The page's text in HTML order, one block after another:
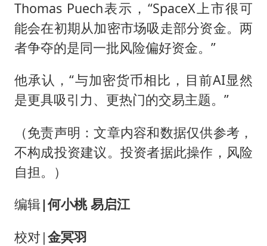
Thomas Puech表示，“SpaceX上市很可
能会在初期从加密市场吸走部分资金。两
者争夺的是同一批风险偏好资金。”
他承认，“与加密货币相比，目前AI显然
是更具吸引力、更热门的交易主题。”
（免责声明：文章内容和数据仅供参考，
不构成投资建议。投资者据此操作，风险
自担。）
编辑|何小桃 易启江
校对|金冥羽